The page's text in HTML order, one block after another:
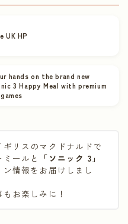
UK HP
hands on the brand new
3 Happy Meal with premium
ギリスのマクドナルドで
ールと
「ソニック 3」
情報をお届けしまし
お楽しみに！